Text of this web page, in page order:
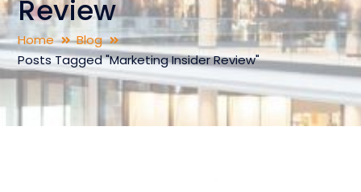
Review
Home
Blog
Posts Tagged "Marketing Insider Review"